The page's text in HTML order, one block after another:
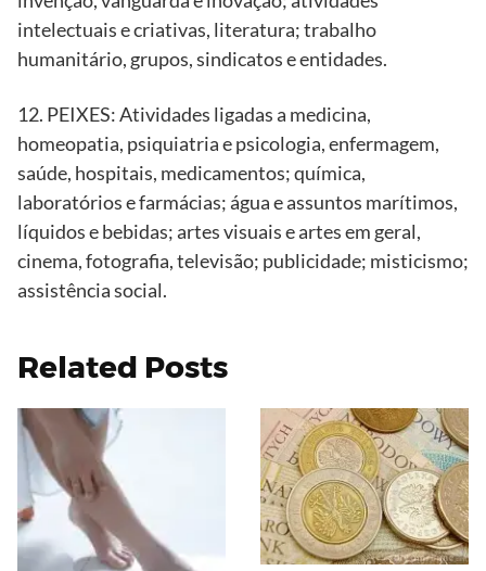
intelectuais e criativas, literatura; trabalho
humanitário, grupos, sindicatos e entidades.
12. PEIXES: Atividades ligadas a medicina,
homeopatia, psiquiatria e psicologia, enfermagem,
saúde, hospitais, medicamentos; química,
laboratórios e farmácias; água e assuntos marítimos,
líquidos e bebidas; artes visuais e artes em geral,
cinema, fotografia, televisão; publicidade; misticismo;
assistência social.
Related Posts